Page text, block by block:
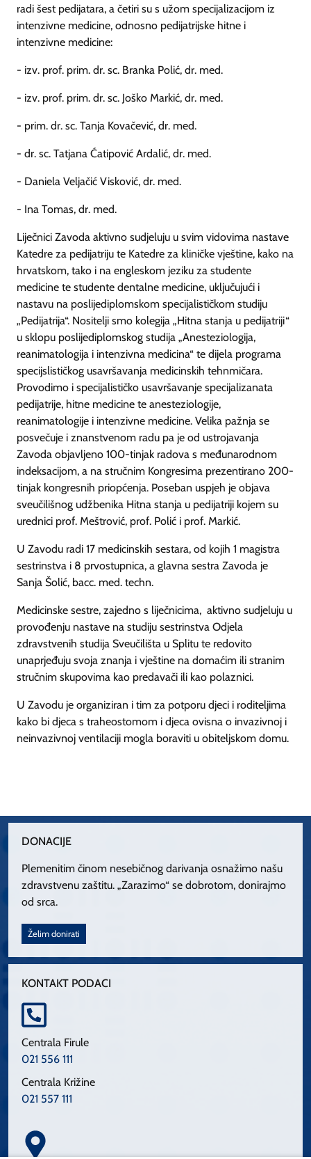
radi šest pedijatara, a četiri su s užom specijalizacijom iz
intenzivne medicine, odnosno pedijatrijske hitne i
intenzivne medicine:
- izv. prof. prim. dr. sc. Branka Polić, dr. med.
- izv. prof. prim. dr. sc. Joško Markić, dr. med.
- prim. dr. sc. Tanja Kovačević, dr. med.
- dr. sc. Tatjana Ćatipović Ardalić, dr. med.
- Daniela Veljačić Visković, dr. med.
- Ina Tomas, dr. med.
Liječnici Zavoda aktivno sudjeluju u svim vidovima nastave
Katedre za pedijatriju te Katedre za kliničke vještine, kako na
hrvatskom, tako i na engleskom jeziku za studente
medicine te studente dentalne medicine, uključujući i
nastavu na poslijediplomskom specijalističkom studiju
„Pedijatrija“. Nositelji smo kolegija „Hitna stanja u pedijatriji“
u sklopu poslijediplomskog studija „Anesteziologija,
reanimatologija i intenzivna medicina“ te dijela programa
specijslističkog usavršavanja medicinskih tehnmičara.
Provodimo i specijalističko usavršavanje specijalizanata
pedijatrije, hitne medicine te anesteziologije,
reanimatologije i intenzivne medicine. Velika pažnja se
posvečuje i znanstvenom radu pa je od ustrojavanja
Zavoda objavljeno 100-tinjak radova s međunarodnom
indeksacijom, a na stručnim Kongresima prezentirano 200-
tinjak kongresnih priopćenja. Poseban uspjeh je objava
sveučilišnog udžbenika Hitna stanja u pedijatriji kojem su
urednici prof. Meštrović, prof. Polić i prof. Markić.
U Zavodu radi 17 medicinskih sestara, od kojih 1 magistra
sestrinstva i 8 prvostupnica, a glavna sestra Zavoda je
Sanja Šolić, bacc. med. techn.
Medicinske sestre, zajedno s liječnicima, aktivno sudjeluju u
provođenju nastave na studiju sestrinstva Odjela
zdravstvenih studija Sveučilišta u Splitu te redovito
unaprjeđuju svoja znanja i vještine na domaćim ili stranim
stručnim skupovima kao predavači ili kao polaznici.
U Zavodu je organiziran i tim za potporu djeci i roditeljima
kako bi djeca s traheostomom i djeca ovisna o invazivnoj i
neinvazivnoj ventilaciji mogla boraviti u obiteljskom domu.
DONACIJE
Plemenitim činom nesebičnog darivanja osnažimo našu
zdravstvenu zaštitu. „Zarazimo“ se dobrotom, donirajmo
od srca.
Želim donirati
KONTAKT PODACI
Centrala Firule
021 556 111
Centrala Križine
021 557 111